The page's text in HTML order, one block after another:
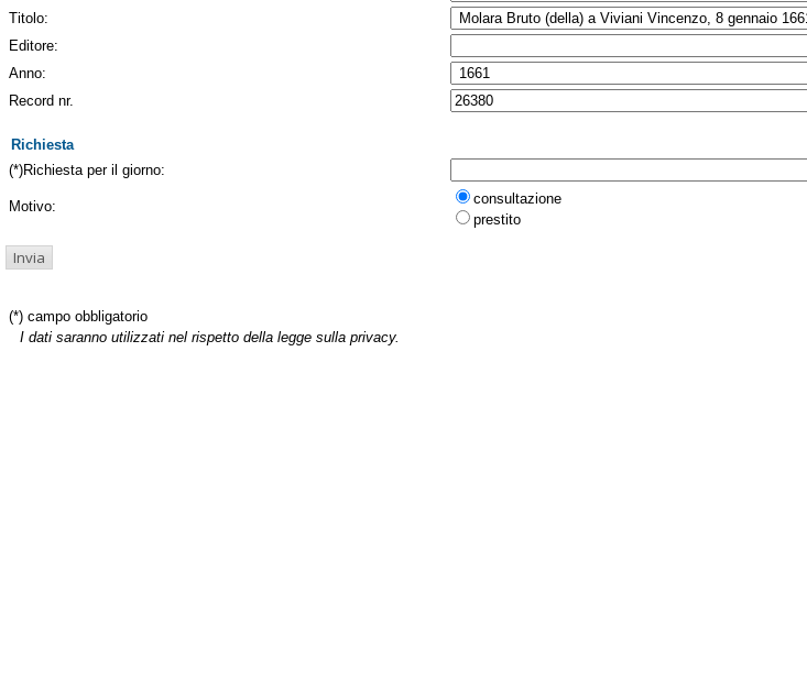
Titolo:
Editore:
Anno:
Record nr.
Richiesta
(*)Richiesta per il giorno:
Motivo:
consultazione
prestito
(*) campo obbligatorio
I dati saranno utilizzati nel rispetto della legge sulla privacy.